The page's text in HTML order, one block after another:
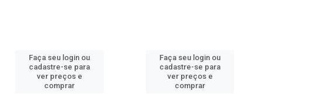
Faça seu login ou
cadastre-se para
ver preços e
comprar
Faça seu login ou
cadastre-se para
ver preços e
comprar